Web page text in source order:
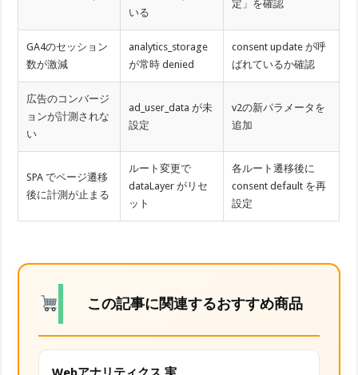
いる
定」を確認
GA4のセッション
数が激減
analytics_storage
が常時 denied
consent update が呼
ばれているか確認
広告のコンバージ
ョンが計測されな
い
ad_user_data が未
設定
v2の新パラメータを
追加
SPA でページ遷移
後に計測が止まる
ルート変更で
dataLayer がリセ
ット
各ルート遷移後に
consent default を再
設定
この記事に関連するおすすめ商品